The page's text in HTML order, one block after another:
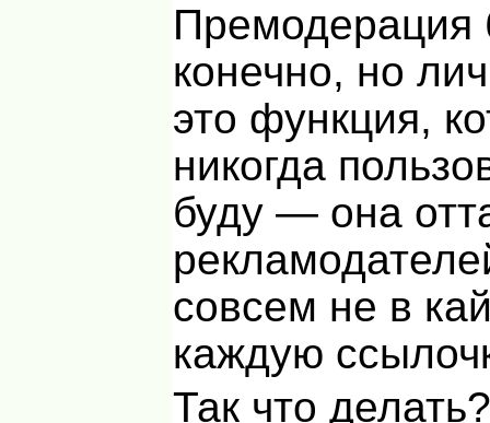
Премодерация
конечно, но
это функция,
никогда
буду — она
совсем не в
каждую
Так что